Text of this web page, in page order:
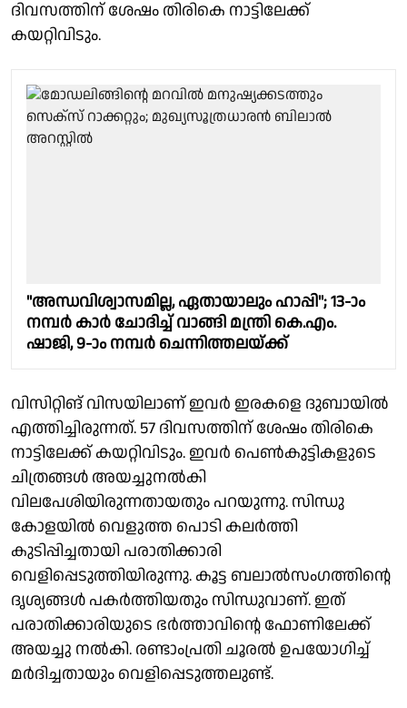
ദിവസത്തിന് ശേഷം തിരികെ നാട്ടിലേക്ക്
കയറ്റിവിടും.
"അന്ധവിശ്വാസമില്ല, ഏതായാലും ഹാപ്പി"; 13-ാം
നമ്പർ കാർ ചോദിച്ച് വാങ്ങി മന്ത്രി കെ.എം.
ഷാജി, 9-ാം നമ്പർ ചെന്നിത്തലയ്ക്ക്
വിസിറ്റിങ് വിസയിലാണ് ഇവർ ഇരകളെ ദുബായിൽ
എത്തിച്ചിരുന്നത്. 57 ദിവസത്തിന് ശേഷം തിരികെ
നാട്ടിലേക്ക് കയറ്റിവിടും. ഇവർ പെൺകുട്ടികളുടെ
ചിത്രങ്ങൾ അയച്ചുനൽകി
വിലപേശിയിരുന്നതായതും പറയുന്നു. സിന്ധു
കോളയിൽ വെളുത്ത പൊടി കലർത്തി
കുടിപ്പിച്ചതായി പരാതിക്കാരി
വെളിപ്പെടുത്തിയിരുന്നു. കൂട്ട ബലാൽസംഗത്തിന്റെ
ദൃശ്യങ്ങൾ പകർത്തിയതും സിന്ധുവാണ്. ഇത്
പരാതിക്കാരിയുടെ ഭർത്താവിൻ്റെ ഫോണിലേക്ക്
അയച്ചു നൽകി. രണ്ടാംപ്രതി ചൂരൽ ഉപയോഗിച്ച്
മർദിച്ചതായും വെളിപ്പെടുത്തലുണ്ട്.